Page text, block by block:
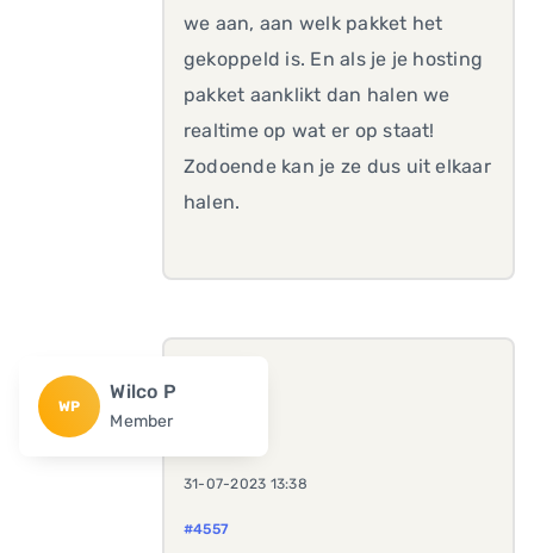
we aan, aan welk pakket het
gekoppeld is. En als je je hosting
pakket aanklikt dan halen we
realtime op wat er op staat!
Zodoende kan je ze dus uit elkaar
halen.
WP
Wilco P
Member
31-07-2023 13:38
#4557